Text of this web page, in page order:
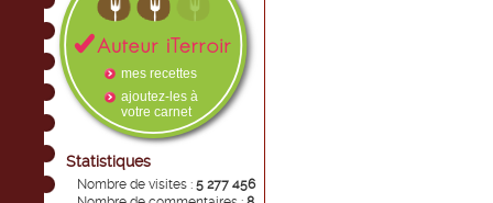
mes recettes
ajoutez-les à
votre carnet
Statistiques
Nombre de visites : 5 277 456